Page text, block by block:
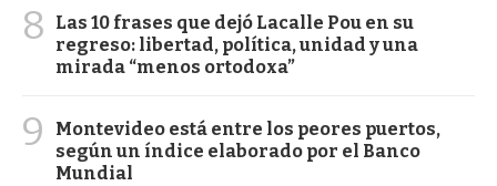
8
Las 10 frases que dejó Lacalle Pou en su
regreso: libertad, política, unidad y una
mirada “menos ortodoxa”
9
Montevideo está entre los peores puertos,
según un índice elaborado por el Banco
Mundial